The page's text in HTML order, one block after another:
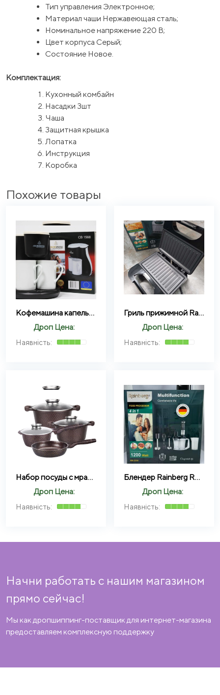
Тип управления Электронное;
Материал чаши Нержавеющая сталь;
Номинальное напряжение 220 В;
Цвет корпуса Серый;
Состояние Новое.
Комплектация:
Кухонный комбайн
Насадки 3шт
Чаша
Защитная крышка
Лопатка
Инструкция
Коробка
Похожие товары
Кофемашина капельная Crownberg CB-1568 с двумя чашками
Дроп Цена:
Гриль прижимной Rainberg RB-2249
Дроп Цена:
Набор посуды с мраморным антипригарным покрытием Higher Kitchen НК-315 (Красный, Зеленый, Кофе)
Дроп Цена:
Блендер Rainberg RB-2238 1200W 4в1 погружной блендер измельчитель
Дроп Цена:
Начни работать с нашим магазином
прямо сейчас!
Мы как дропшиппинг-поставщик для интернет-магазина
предоставляем комплексную поддержку